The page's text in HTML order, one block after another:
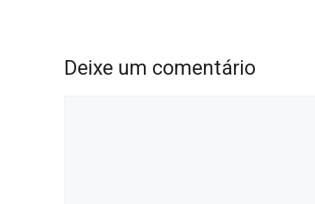
Deixe um comentário